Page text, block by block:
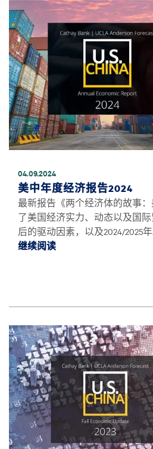
图像
04.09.2024
美中年度经济报告2024
最新报告《两个经济体的故事
了美国经济实力、动态以及国
后的驱动因素，以及2024/2025年
继续阅读继续阅读美中年度经
图像